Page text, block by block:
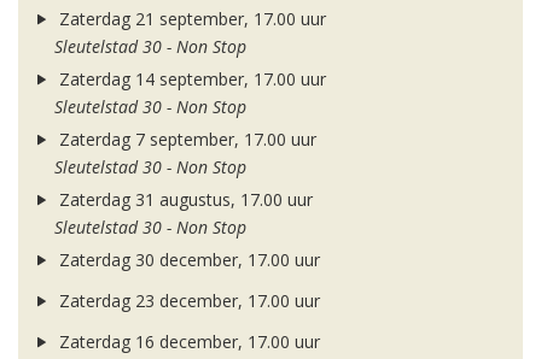
Zaterdag 21 september, 17.00 uur
Sleutelstad 30 - Non Stop
Zaterdag 14 september, 17.00 uur
Sleutelstad 30 - Non Stop
Zaterdag 7 september, 17.00 uur
Sleutelstad 30 - Non Stop
Zaterdag 31 augustus, 17.00 uur
Sleutelstad 30 - Non Stop
Zaterdag 30 december, 17.00 uur
Zaterdag 23 december, 17.00 uur
Zaterdag 16 december, 17.00 uur